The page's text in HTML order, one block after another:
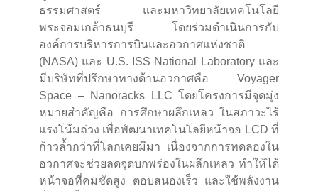
ธรรมศาสตร์ และมหาวิทยาลัยเทคโนโลยี
พระจอมเกล้าธนบุรี โดยร่วมดำเนินการกับ
องค์การบริหารการบินและอวกาศแห่งชาติ
(NASA) และ U.S. ISS National Laboratory และ
มีบริษัทที่ปรึกษาทางด้านอวกาศคือ Voyager
Space – Nanoracks LLC โดยโครงการมีจุดมุ่ง
หมายสำคัญคือ การศึกษาผลึกเหลว ในสภาวะไร้
แรงโน้มถ่วง เพื่อพัฒนาเทคโนโลยีหน้าจอ LCD ที่
ก้าวล้ำกว่าที่โลกเคยมีมา เนื่องจากการทดลองใน
อวกาศจะช่วยลดจุดบกพร่องในผลึกเหลว ทำให้ได้
หน้าจอที่คมชัดสูง ตอบสนองเร็ว และใช้พลังงาน